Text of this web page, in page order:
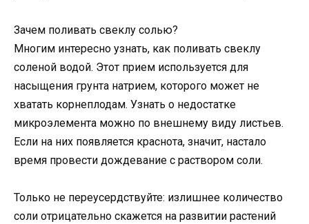
Зачем поливать свеклу солью?
Многим интересно узнать, как поливать свеклу
соленой водой. Этот прием используется для
насыщения грунта натрием, которого может не
хватать корнеплодам. Узнать о недостатке
микроэлемента можно по внешнему виду листьев.
Если на них появляется краснота, значит, настало
время провести дождевание с раствором соли.
Только не переусердствуйте: излишнее количество
соли отрицательно скажется на развитии растений